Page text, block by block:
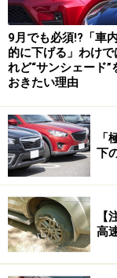
自動ブレー
手
決定的なのは、
レーキが選べな
70％以上が自動
クセルの踏み間
を防止出来るた
9月でも必須!?「車
的に下げる」わけ
れど“サンシェード”
おきたい理由
下
高